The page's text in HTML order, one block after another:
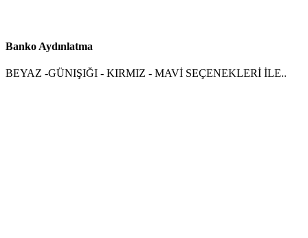
Banko Aydınlatma
BEYAZ -GÜNIŞIĞI - KIRMIZ - MAVİ SEÇENEKLERİ İLE..